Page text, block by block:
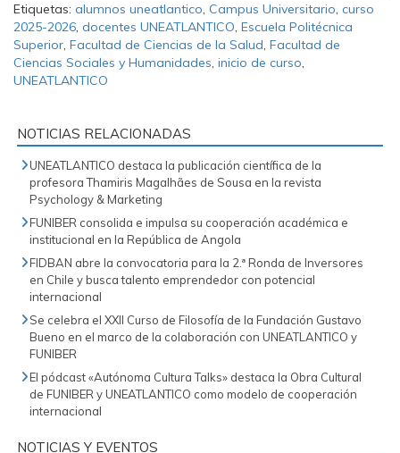
Etiquetas: alumnos uneatlantico, Campus Universitario, curso
2025-2026, docentes UNEATLANTICO, Escuela Politécnica
Superior, Facultad de Ciencias de la Salud, Facultad de
Ciencias Sociales y Humanidades, inicio de curso,
UNEATLANTICO
NOTICIAS RELACIONADAS
UNEATLANTICO destaca la publicación científica de la
profesora Thamiris Magalhães de Sousa en la revista
Psychology & Marketing
FUNIBER consolida e impulsa su cooperación académica e
institucional en la República de Angola
FIDBAN abre la convocatoria para la 2.ª Ronda de Inversores
en Chile y busca talento emprendedor con potencial
internacional
Se celebra el XXII Curso de Filosofía de la Fundación Gustavo
Bueno en el marco de la colaboración con UNEATLANTICO y
FUNIBER
El pódcast «Autónoma Cultura Talks» destaca la Obra Cultural
de FUNIBER y UNEATLANTICO como modelo de cooperación
internacional
NOTICIAS Y EVENTOS